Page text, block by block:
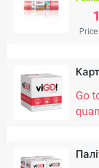
Go